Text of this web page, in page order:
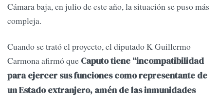
Cámara baja, en julio de este año, la situación se puso más
compleja.
Cuando se trató el proyecto, el diputado K Guillermo
Carmona afirmó que Caputo tiene “incompatibilidad
para ejercer sus funciones como representante de
un Estado extranjero, amén de las inmunidades